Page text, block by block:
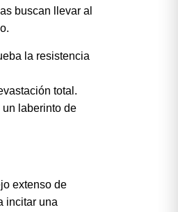
buscan llevar al
la resistencia
total.
laberinto de
extenso de
incitar una